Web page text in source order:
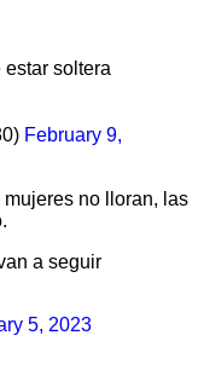
soltera
February 9,
no lloran, las
a seguir
5, 2023